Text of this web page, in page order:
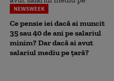
NEWSWEEK
Ce pensie iei dacă ai muncit
35 sau 40 de ani pe salariul
minim? Dar dacă ai avut
salariul mediu pe țară?